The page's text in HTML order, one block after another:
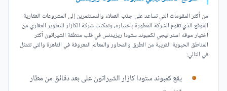
من أكثر المقومات التي تساعد على جذب العملاء والمستثمرين إلى المشروعات العقارية
الموقع الذي تقوم الشركة المطورة باختياره، وتمكنت شركة الكازار للتطوير العقاري من
اختيار موقه استراتيجي لكمبوند ستودا ريزيدنس في قلب منطقة الشيراتون أكثر
المناطق الحيوية القريبة من الطرق والمحاور والمعالم المعروفة في القاهرة والتي تتمثل
في التالي:
يقع كمبوند ستودا كازار الشيراتون على بعد دقائق من مطار